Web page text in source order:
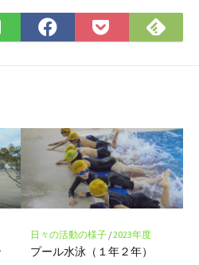
LINE
で
Facebook
で
Pocket
に
で
日々の活動の様子/2023年度
プール水泳（１年２年）